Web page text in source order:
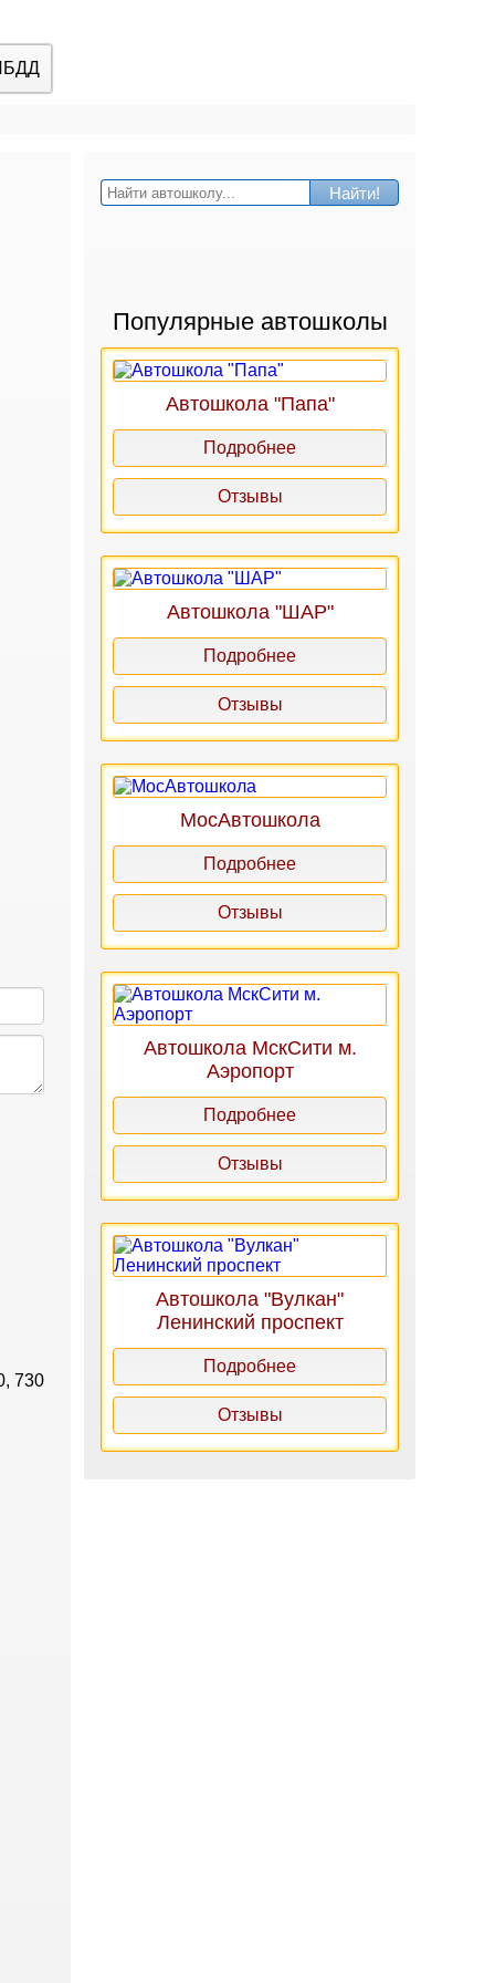
730
Найти!
Популярные автошколы
Автошкола "Папа"
Подробнее
Отзывы
Автошкола "ШАР"
Подробнее
Отзывы
МосАвтошкола
Подробнее
Отзывы
Автошкола МскСити м.
Аэропорт
Подробнее
Отзывы
Автошкола "Вулкан"
Ленинский проспект
Подробнее
Отзывы